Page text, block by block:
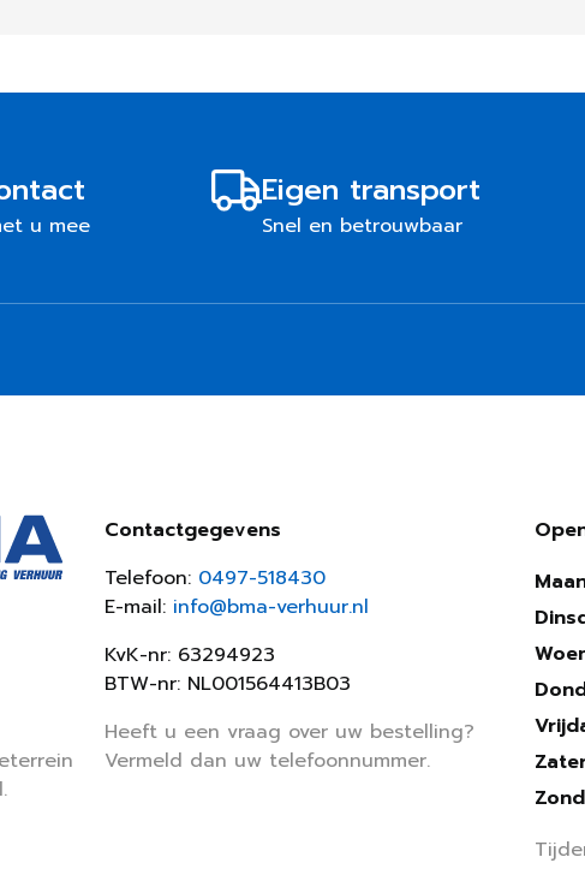
u mee
Eigen transport
Snel en betrouwbaar
Contactgegevens
Telefoon: 0497-518430
E-mail: info@bma-verhuur.nl
KvK-nr: 63294923
BTW-nr: NL001564413B03
Heeft u een vraag over uw bestelling?
Vermeld dan uw telefoonnummer.